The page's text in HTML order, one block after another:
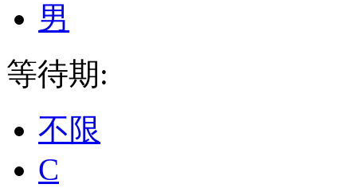
男
等待期:
不限
C